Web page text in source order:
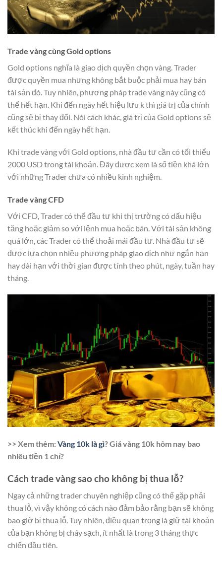
Trade vàng cùng Gold options
Gold options nghĩa là giao dịch quyền chọn vàng. Trader
được quyền mua nhưng không bắt buộc phải mua hay bán
tài sản đó. Tuy nhiên, phương pháp trade vàng này cũng có
thể hết hạn. Khi đến ngày hết hiệu lưu k thì giá trị của chính
cũng sẽ bị thay đổi. Nói cách khác, giá trị của Gold options sẽ
kết thúc khi đến ngày hết hạn.
Khi trade vàng với Gold options, nhà đầu tư cần có tối thiểu
2000 USD trong tài khoản. Đây được xem là số tiền khá lớn
với những Trader chưa có nhiều kinh nghiệm.
Trade vàng CFD
Với CFD, Trader có thể đầu tư khi thị trường có dấu hiệu
tăng hoặc giảm so với lệnh mua hoặc bán. Với tài sản không
quá lớn, các Trader có thể thoải mái đầu tư. Nhà đầu tư sẽ
được lựa chọn nhiều phương pháp giao dịch như ngắn hạn
hay dài hạn với thời gian được tính theo phút, ngày, tuần hay
tháng.
>> Xem thêm:Vàng 10k là gì? Giá vàng 10k hôm nay bao
nhiêu tiền 1 chỉ?
Cách trade vàng sao cho không bị thua lỗ?
Ngay cả những trader chuyên nghiệp cũng có thể gặp phải
thua lỗ, vì vậy không có cách nào đảm bảo rằng bạn sẽ không
bao giờ bị thua lỗ. Tuy nhiên, điều quan trọng là giữ tài khoản
của bạn không bị cháy sạch, ít nhất là trong 3 tháng thực
chiến đầu tiên.